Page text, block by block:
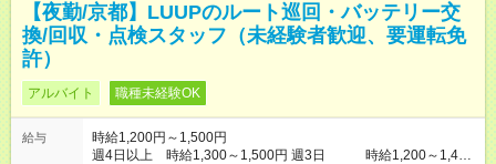
【夜勤/京都】LUUPのルート巡回・バッテリー交
換/回収・点検スタッフ（未経験者歓迎、要運転免
許）
アルバイト 職種未経験OK
給与
時給1,200円～1,500円
週4日以上 時給1,300～1,500円 週3日 時給1,200～1,400